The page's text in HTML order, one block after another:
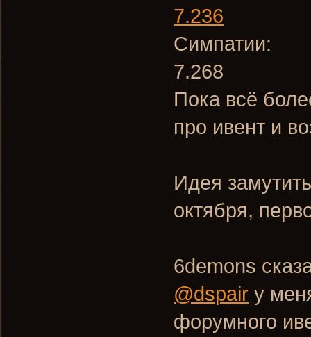
7.236
Симпатии:
7.268
Пока всё
про ивент и
Идея
октября,
6demons
@dspair у
форумного